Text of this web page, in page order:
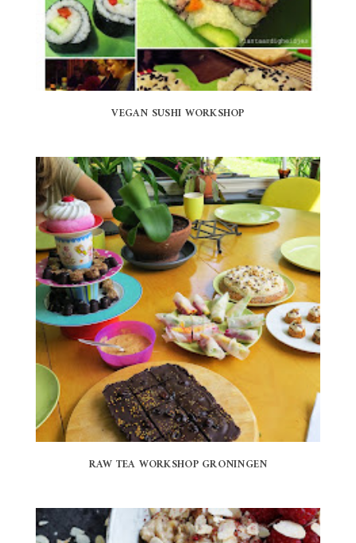
VEGAN SUSHI WORKSHOP
RAW TEA WORKSHOP GRONINGEN